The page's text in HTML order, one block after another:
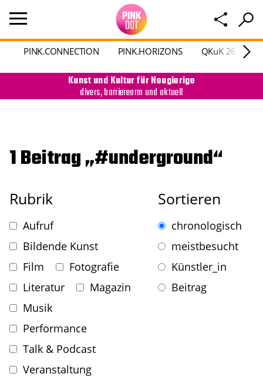
PINK.CONNECTION PINK.HORIZONS QKuK 26
Kunst und Kultur für Neugierige
divers, barrierearm und aktuell
1 Beitrag „#underground“
Rubrik
Aufruf
Bildende Kunst
Film
Fotografie
Literatur
Magazin
Musik
Performance
Talk & Podcast
Veranstaltung
Sortieren
chronologisch
meistbesucht
Künstler_in
Beitrag